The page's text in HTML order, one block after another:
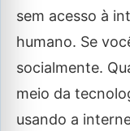
sem acesso à
humano. Se
socialmente.
meio da
usando a